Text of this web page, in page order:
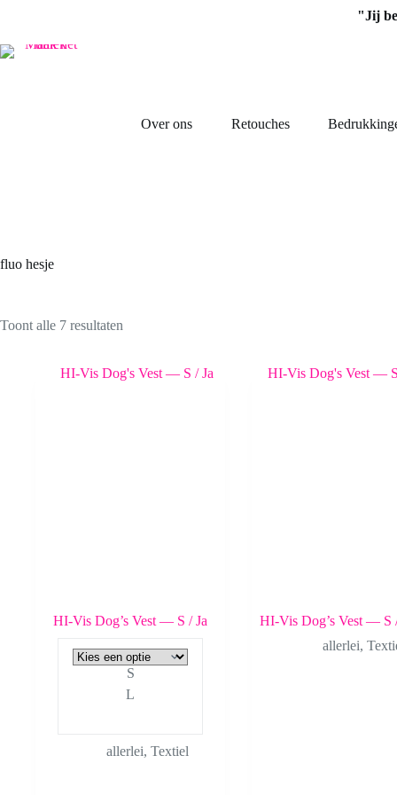
inhoud
"Jij
Over ons Retouches
fluo hesje
Toont alle 7 resultaten
HI-Vis Dog’s Vest — S / Ja
S
L
allerlei,Textiel
HI-Vis Dog’s Vest — S
allerlei,